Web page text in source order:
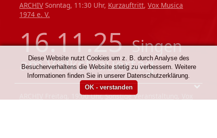
ARCHIV Sonntag, 11:30 Uhr, Kurzauftritt, Vox Musica
1974 e. V.
16.11.25Singen
am Volkstrauertag
Freitag, 19:00 Uhr,Sonstige Veranstaltung
Diese Website nutzt Cookies um z. B. durch Analyse des
Besucherverhaltens die Website stetig zu verbessern. Weitere
Informationen finden Sie in unserer Datenschutzerklärung.